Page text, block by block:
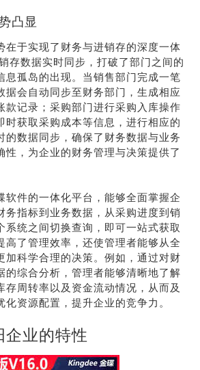
凸显
在于实现了财务与进销存的深度一体
存数据实时同步，打破了部门之间的
息孤岛的出现。当销售部门完成一笔
据会自动同步至财务部门，生成相应
款记录；采购部门进行采购入库操作
时获取采购成本等信息，进行相应的
的数据同步，确保了财务数据与业务
性，为企业的财务管理与决策提供了
软件的一体化平台，能够全面掌握企
务指标到业务数据，从采购进度到销
系统之间切换查询，即可一站式获取
高了管理效率，还使管理者能够从全
加科学合理的决策。例如，通过对财
的综合分析，管理者能够清晰地了解
存周转率以及资金流动情况，从而及
资源配置，提升企业的竞争力。
企业的特性